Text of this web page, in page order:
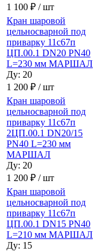
1 100 ₽ / шт
Кран шаровой
цельносварной под
приварку 11с67п
ЦП.00.1 DN20 PN40
L=230 мм МАРШАЛ
Ду: 20
1 200 ₽ / шт
Кран шаровой
цельносварной под
приварку 11с67п
2ЦП.00.1 DN20/15
PN40 L=230 мм
МАРШАЛ
Ду: 20
1 200 ₽ / шт
Кран шаровой
цельносварной под
приварку 11с67п
ЦП.00.1 DN15 PN40
L=210 мм МАРШАЛ
Ду: 15